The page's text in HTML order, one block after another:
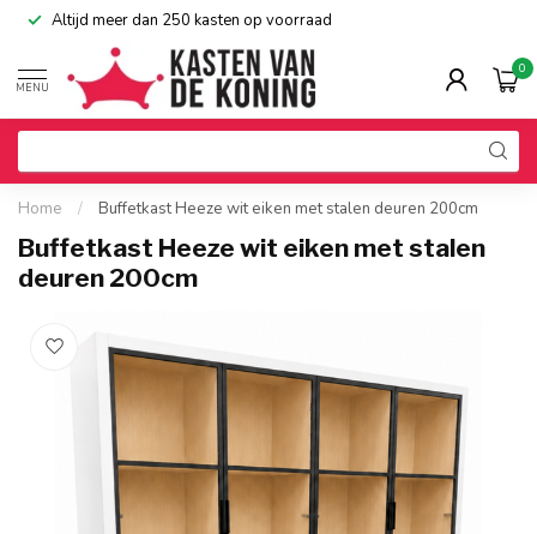
Altijd meer dan 250 kasten op voorraad
MENU
0
Home / Buffetkast Heeze wit eiken met stalen deuren 200cm
Buffetkast Heeze wit eiken met stalen
deuren 200cm